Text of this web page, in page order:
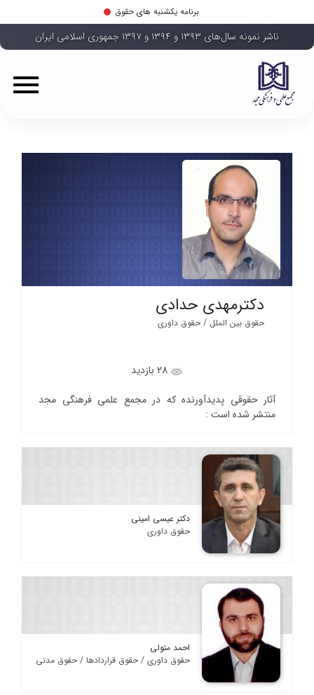
برنامه یکشنبه های حقوق
ناشر نمونه سال‌های ۱۳۹۳ و ۱۳۹۴ و ۱۳۹۷ جمهوری اسلامی ایران
دکترمهدی حدادی
حقوق بین الملل / حقوق داوری
آثار حقوقی پدیدآورنده که در مجمع علمی فرهنگی مجد
منتشر شده است :
دکتر عیسی امینی
حقوق داوری
احمد متولی
حقوق داوری / حقوق قراردادها / حقوق مدنی